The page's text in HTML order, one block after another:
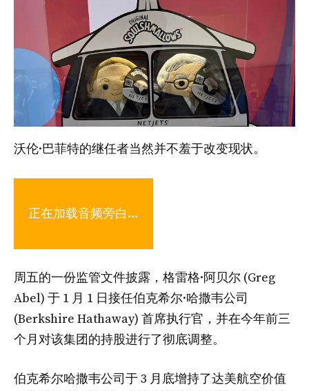
沃伦·巴菲特的继任者当然并不羞于改变现状。
正在加载音频旁白…
周五的一份监管文件披露，格雷格·阿贝尔 (Greg
Abel) 于 1 月 1 日接任伯克希尔·哈撒韦公司
(Berkshire Hathaway) 首席执行官，并在今年前三
个月对该集团的持股进行了彻底调整。
伯克希尔哈撒韦公司于 3 月底增持了达美航空价值